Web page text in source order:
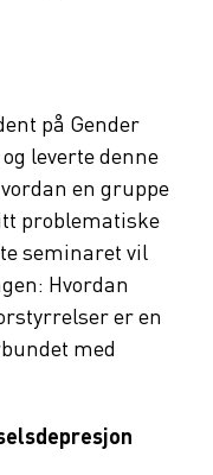
på Gender
leverte denne
en gruppe
problematiske
seminaret vil
Hvordan
er en
med